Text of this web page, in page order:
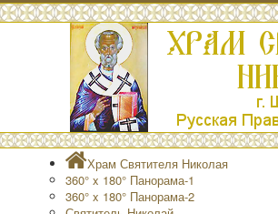
Храм Святителя Николая
360° x 180° Панорама-1
360° x 180° Панорама-2